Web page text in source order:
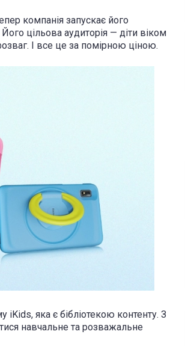
компанія запускає його
цільова аудиторія — діти віком
І все це за помірною ціною.
iKids, яка є бібліотекою контенту. З
навчальне та розважальне